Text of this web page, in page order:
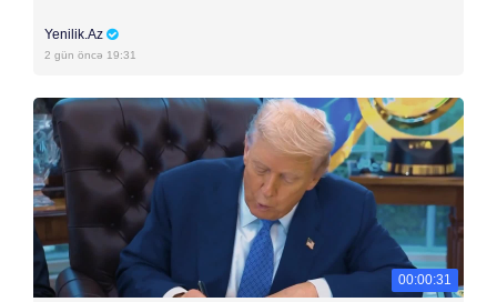
Yenilik.Az
2 gün öncə 19:31
00:00:31